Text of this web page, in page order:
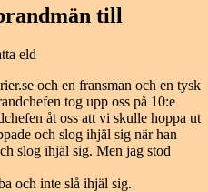
till
eld
och en fransman och en tysk
tog upp oss på 10:e
åt oss att vi skulle hoppa ut
och slog ihjäl sig när han
slog ihjäl sig. Men jag stod
och inte slå ihjäl sig.